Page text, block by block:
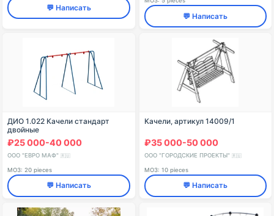
💬 Написать
💬 Написать
ДИО 1.022 Качели стандарт
двойные
₽25 000-40 000
ООО "ЕВРО МАФ" 🇷🇺
МОЗ: 20 pieces
💬 Написать
Качели, артикул 14009/1
₽35 000-50 000
ООО "ГОРОДСКИЕ ПРОЕКТЫ" 🇷🇺
МОЗ: 10 pieces
💬 Написать